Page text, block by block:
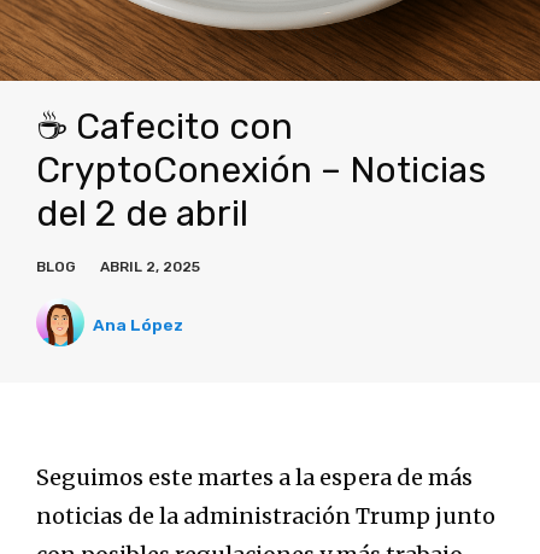
☕ Cafecito con
CryptoConexión – Noticias
del 2 de abril
BLOG ABRIL 2, 2025
Ana López
Seguimos este martes a la espera de más
noticias de la administración Trump junto